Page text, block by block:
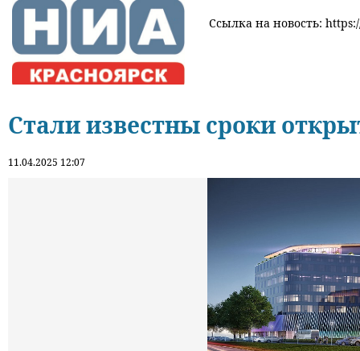
Ссылка на новость:
Стали известны сроки
11.04.2025 12:07